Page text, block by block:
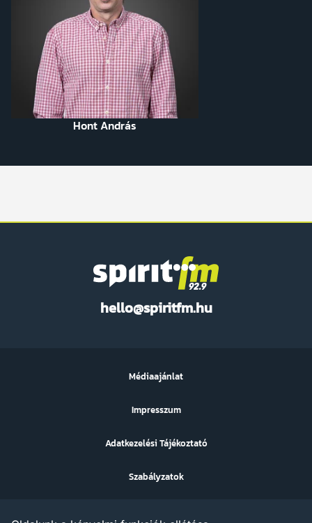
Hont András
hello@spiritfm.hu
FM
Médiaajánlat
Impresszum
Adatkezelési Tájékoztató
Szabályzatok